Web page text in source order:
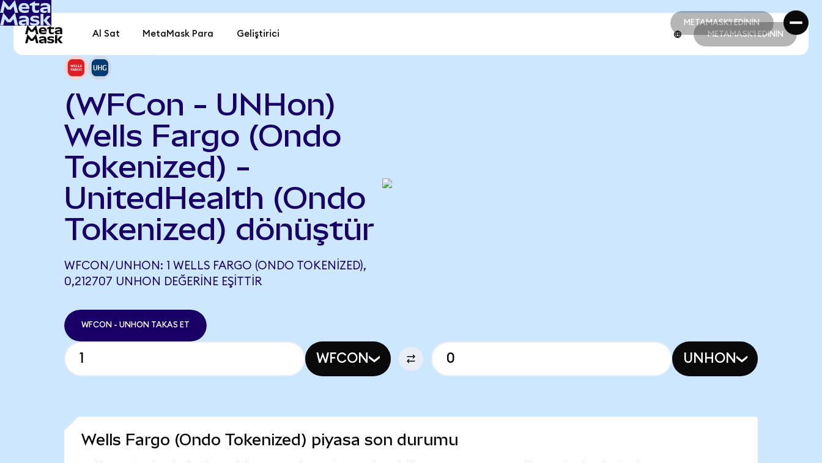
METAMASK'I EDİNİN
METAMASK'I EDİNİN
Al Sat MetaMask Para Geliştirici METAMASK'I EDİNİN
(WFCon - UNHon)
Wells Fargo (Ondo
Tokenized) -
UnitedHealth (Ondo
Tokenized) dönüştür
WFCON/UNHON: 1 WELLS FARGO (ONDO TOKENIZED),
0,212707 UNHON DEĞERINE EŞITTIR
WFCON - UNHON TAKAS ET
WFCON UNHON
Wells Fargo (Ondo Tokenized) piyasa son durumu